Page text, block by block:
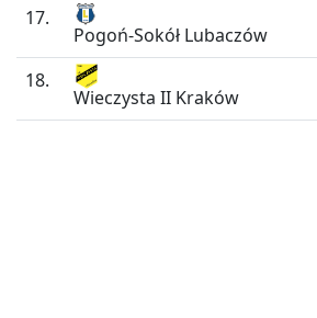
17.
Pogoń-Sokół Lubaczów
18.
Wieczysta II Kraków